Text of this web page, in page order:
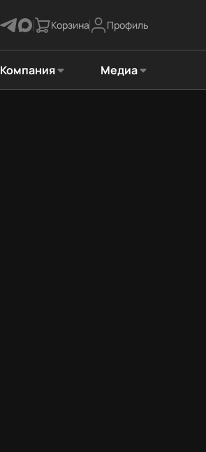
Корзина Профиль
Компания Медиа